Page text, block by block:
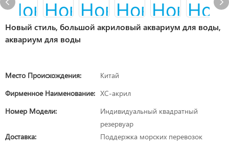
Новый стиль, большой акриловый аквариум для воды,
аквариум для воды
Место Происхождения:
Китай
Фирменное Наименование: XC-акрил
Номер Модели:
Индивидуальный квадратный
резервуар
Доставка:
Поддержка морских перевозок